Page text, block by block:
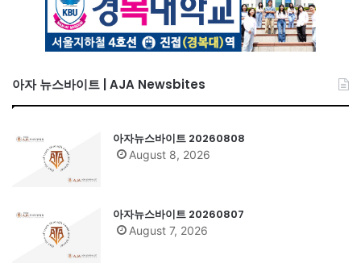
아자 뉴스바이트 | AJA Newsbites
아자뉴스바이트 20260808
August 8, 2026
아자뉴스바이트 20260807
August 7, 2026